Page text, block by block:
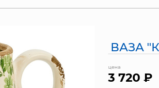
ВАЗА
цена
3 720 ₽